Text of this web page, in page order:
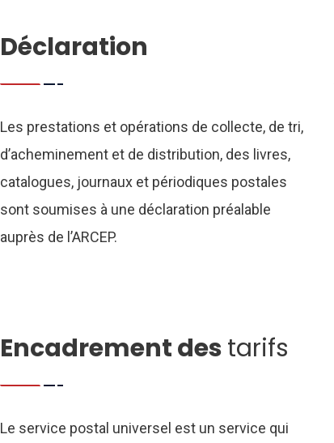
Déclaration
Les prestations et opérations de collecte, de tri,
d’acheminement et de distribution, des livres,
catalogues, journaux et périodiques postales
sont soumises à une déclaration préalable
auprès de l’ARCEP.
Encadrement destarifs
Le service postal universel est un service qui